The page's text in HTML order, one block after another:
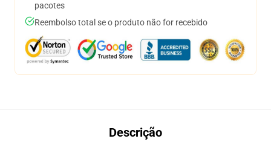
pacotes
Reembolso total se o produto não for recebido
Descrição